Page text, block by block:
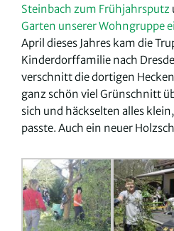
Steinbach zum Frühjahrsputz
Garten unserer Wohngruppe
April dieses Jahres kam die
Kinderdorffamilie nach
verschnitt die dortigen
ganz schön viel Grünschnitt
sich und häckselten alles
passte. Auch ein neuer